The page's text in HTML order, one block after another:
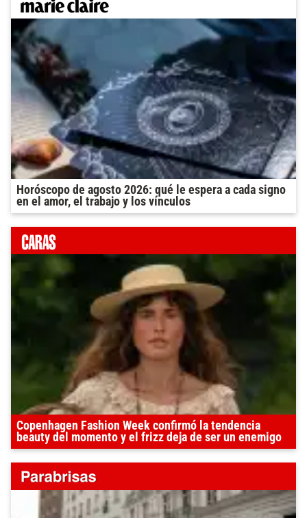
Horóscopo de agosto 2026: qué le espera a cada signo
en el amor, el trabajo y los vínculos
Copenhagen Fashion Week confirmó la tendencia
beauty del momento y el frizz deja de ser un enemigo